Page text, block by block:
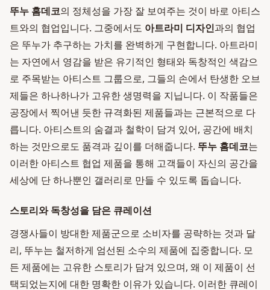
뚜누 홈데코의 정체성을 가장 잘 보여주는 것이 바로 아티스
트와의 협업입니다. 그중에서도 아트라미 디자인과의 협업
은 뚜누가 추구하는 가치를 완벽하게 구현합니다. 아트라미
는 자연에서 영감을 받은 유기적인 형태와 독창적인 색감으
로 주목받는 아티스트 그룹으로, 그들의 손에서 탄생한 오브
제들은 하나하나가 고유한 생명력을 지닙니다. 이 작품들은
공장에서 찍어낸 듯한 규격화된 제품들과는 근본적으로 다
릅니다. 아티스트의 숨결과 철학이 담겨 있어, 공간에 배치
하는 것만으로도 품격과 깊이를 더해줍니다. 뚜누 홈데코는
이러한 아티스트 협업 제품을 통해 고객들이 자신의 공간을
세상에 단 하나뿐인 갤러리로 만들 수 있도록 돕습니다.
스토리와 독창성을 담은 큐레이션
경쟁사들이 방대한 제품군으로 소비자를 공략하는 것과 달
리, 뚜누는 철저하게 엄선된 소수의 제품에 집중합니다. 모
든 제품에는 고유한 스토리가 담겨 있으며, 왜 이 제품이 선
택되었는지에 대한 명확한 이유가 있습니다. 이러한 큐레이